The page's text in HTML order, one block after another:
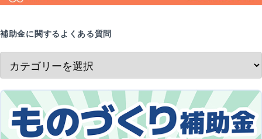
補助金に関するよくある質問